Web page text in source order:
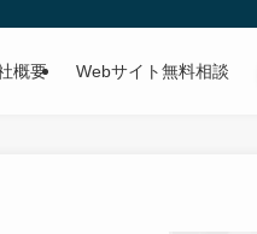
概要 Webサイト無料相談